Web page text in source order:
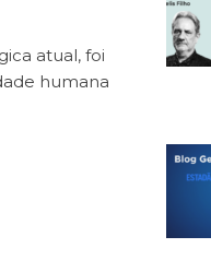
atual, foi
humana